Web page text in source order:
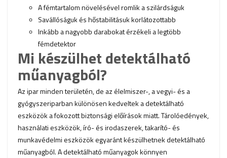
A fémtartalom növelésével romlik a szilárdságuk
Savállóságuk és hőstabilitásuk korlátozottabb
Inkább a nagyobb darabokat érzékeli a legtöbb
fémdetektor
Mi készülhet detektálható
műanyagból?
Az ipar minden területén, de az élelmiszer-, a vegyi- és a
gyógyszeriparban különösen kedveltek a detektálható
eszközök a fokozott biztonsági előírások miatt. Tárolóedények,
használati eszközök, író- és irodaszerek, takarító- és
munkavédelmi eszközök egyaránt készülhetnek detektálható
műanyagból. A detektálható műanyagok könnyen